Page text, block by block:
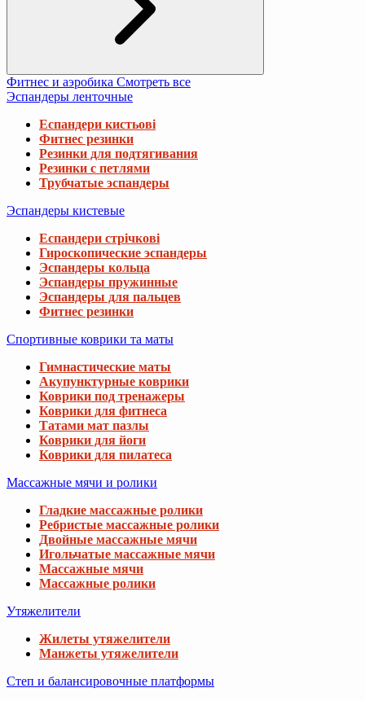
Фитнес и аэробика Смотреть все
Эспандеры ленточные
Еспандери кистьові
Фитнес резинки
Резинки для подтягивания
Резинки с петлями
Трубчатые эспандеры
Эспандеры кистевые
Еспандери стрічкові
Гироскопические эспандеры
Эспандеры кольца
Эспандеры пружинные
Эспандеры для пальцев
Фитнес резинки
Спортивные коврики та маты
Гимнастические маты
Акупунктурные коврики
Коврики под тренажеры
Коврики для фитнеса
Татами мат пазлы
Коврики для йоги
Коврики для пилатеса
Массажные мячи и ролики
Гладкие массажные ролики
Ребристые массажные ролики
Двойные массажные мячи
Игольчатые массажные мячи
Массажные мячи
Массажные ролики
Утяжелители
Жилеты утяжелители
Манжеты утяжелители
Степ и балансировочные платформы